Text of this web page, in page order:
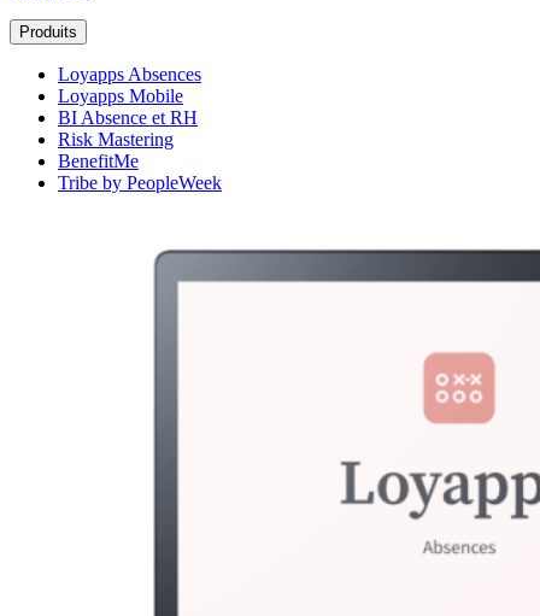
Produits
Loyapps Absences
Loyapps Mobile
BI Absence et RH
Risk Mastering
BenefitMe
Tribe by PeopleWeek